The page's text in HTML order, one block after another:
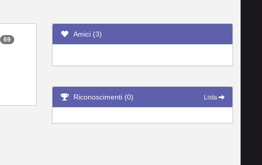
69
Amici (3)
Riconoscimenti (0) Lista